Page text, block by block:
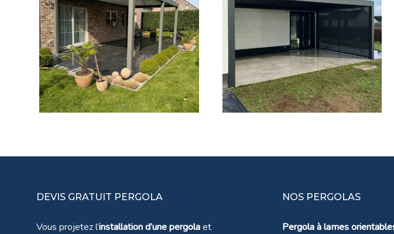
DEVIS GRATUIT PERGOLA
Vous projetez l’installation d’une pergolaet
NOS PERGOLAS
Pergola à lames